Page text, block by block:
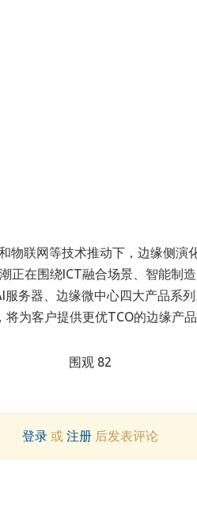
物联网等技术推动下，边缘侧演
正在围绕ICT融合场景、智能制
务器、边缘微中心四大产品系
为客户提供更优TCO的边缘产
围观 82
登录 或注册 后发表评论